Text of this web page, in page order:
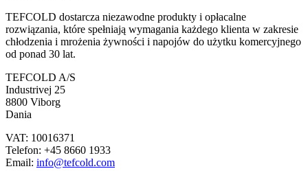
TEFCOLD dostarcza niezawodne produkty i opłacalne
rozwiązania, które spełniają wymagania każdego klienta w zakresie
chłodzenia i mrożenia żywności i napojów do użytku komercyjnego
od ponad 30 lat.
TEFCOLD A/S
Industrivej 25
8800 Viborg
Dania
VAT: 10016371
Telefon: +45 8660 1933
Email: info@tefcold.com